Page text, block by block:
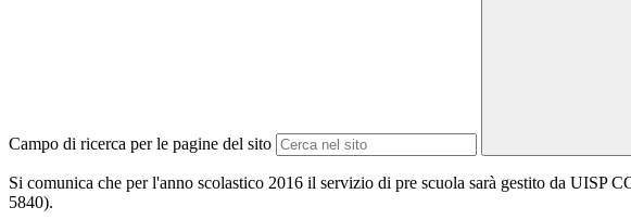
Campo di ricerca per le pagine del sito
Si comunica che per l'anno scolastico 2016 il servizio di pre scuola sarà gestito da
5840).